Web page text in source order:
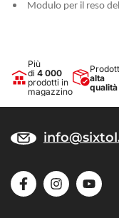
Modulo per il reso
Più
di 4 000
prodotti in
magazzino
alta
qualità